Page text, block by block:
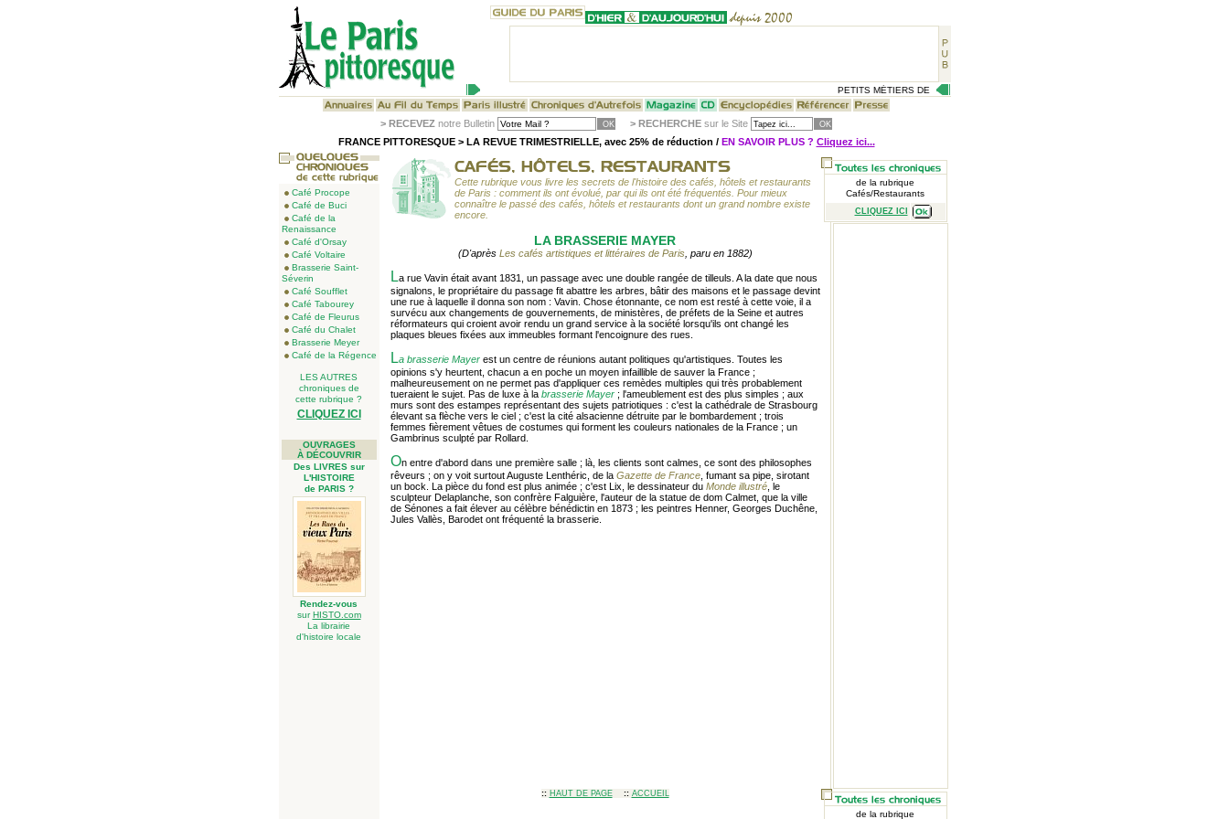
PETITS MÉTIERS DE RUE, CÉLÉBRITÉS D'AUTREFOIS, VIE QUOTIDIENNE D'HIER,
> RECEVEZ notre Bulletin > RECHERCHEsur le Site
FRANCE PITTORESQUE > LA REVUE TRIMESTRIELLE, avec 25% de réduction / EN SAVOIR PLUS ? Cliquez ici...
Café Procope
Café de Buci
Café de la
Renaissance
Café d'Orsay
Café Voltaire
Brasserie Saint-
Séverin
Café Soufflet
Café Tabourey
Café de Fleurus
Café du Chalet
Brasserie Meyer
Café de la Régence
LES AUTRES
chroniques de
cette rubrique ?
CLIQUEZ ICI
OUVRAGES
À DÉCOUVRIR
Des LIVRES sur
L'HISTOIRE
de PARIS ?
Rendez-vous
surHISTO.com
La librairie
d'histoire locale
Cette rubrique vous livre les secrets de l'histoire des cafés, hôtels et restaurants
de Paris : comment ils ont évolué, par qui ils ont été fréquentés. Pour mieux
connaître le passé des cafés, hôtels et restaurants dont un grand nombre existe
encore.
de la rubrique
Cafés/Restaurants
CLIQUEZ ICI
LA BRASSERIE MAYER
(D'après Les cafés artistiques et littéraires de Paris, paru en 1882)
La rue Vavin était avant 1831, un passage avec une double rangée de tilleuls. A la date que nous
signalons, le propriétaire du passage fit abattre les arbres, bâtir des maisons et le passage devint
une rue à laquelle il donna son nom : Vavin. Chose étonnante, ce nom est resté à cette voie, il a
survécu aux changements de gouvernements, de ministères, de préfets de la Seine et autres
réformateurs qui croient avoir rendu un grand service à la société lorsqu'ils ont changé les
plaques bleues fixées aux immeubles formant l'encoignure des rues.
La brasserie Mayerest un centre de réunions autant politiques qu'artistiques. Toutes les
opinions s'y heurtent, chacun a en poche un moyen infaillible de sauver la France ;
malheureusement on ne permet pas d'appliquer ces remèdes multiples qui très probablement
tueraient le sujet. Pas de luxe à la brasserie Mayer; l'ameublement est des plus simples ; aux
murs sont des estampes représentant des sujets patriotiques : c'est la cathédrale de Strasbourg
élevant sa flèche vers le ciel ; c'est la cité alsacienne détruite par le bombardement ; trois
femmes fièrement vêtues de costumes qui forment les couleurs nationales de la France ; un
Gambrinus sculpté par Rollard.
On entre d'abord dans une première salle ; là, les clients sont calmes, ce sont des philosophes
rêveurs ; on y voit surtout Auguste Lenthéric, de la Gazette de France, fumant sa pipe, sirotant
un bock. La pièce du fond est plus animée ; c'est Lix, le dessinateur du Monde illustré, le
sculpteur Delaplanche, son confrère Falguière, l'auteur de la statue de dom Calmet, que la ville
de Sénones a fait élever au célèbre bénédictin en 1873 ; les peintres Henner, Georges Duchêne,
Jules Vallès, Barodet ont fréquenté la brasserie.
:: HAUT DE PAGE :: ACCUEIL
de la rubrique